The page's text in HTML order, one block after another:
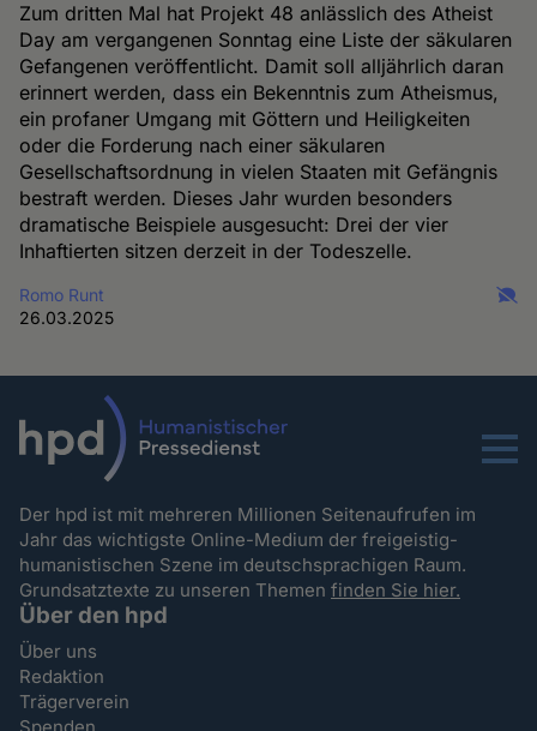
Zum dritten Mal hat Projekt 48 anlässlich des Atheist
Day am vergangenen Sonntag eine Liste der säkularen
Gefangenen veröffentlicht. Damit soll alljährlich daran
erinnert werden, dass ein Bekenntnis zum Atheismus,
ein profaner Umgang mit Göttern und Heiligkeiten
oder die Forderung nach einer säkularen
Gesellschaftsordnung in vielen Staaten mit Gefängnis
bestraft werden. Dieses Jahr wurden besonders
dramatische Beispiele ausgesucht: Drei der vier
Inhaftierten sitzen derzeit in der Todeszelle.
Romo Runt
26.03.2025
Menu
Der hpd ist mit mehreren Millionen Seitenaufrufen im
Jahr das wichtigste Online-Medium der freigeistig-
humanistischen Szene im deutschsprachigen Raum.
Grundsatztexte zu unseren Themenfinden Sie hier.
Über den hpd
Über uns
Redaktion
Trägerverein